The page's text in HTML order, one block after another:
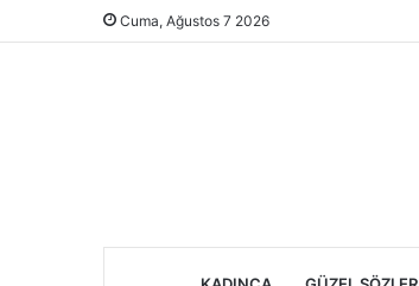
Cuma, Ağustos 7 2026